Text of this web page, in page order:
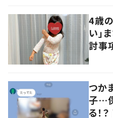
4歳
い」
討事
つか
子…
る！